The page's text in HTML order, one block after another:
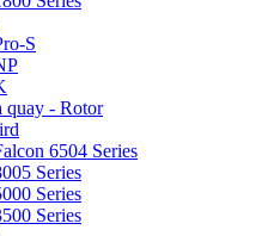
S
quay - Rotor
6504 Series
Series
Series
Series